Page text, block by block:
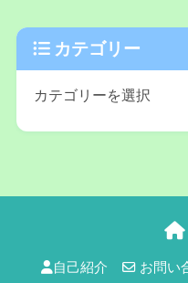
カテゴリー
自己紹介 お問い